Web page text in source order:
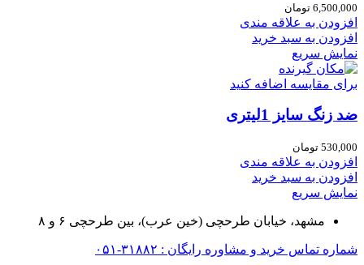
6,500,000 تومان
افزودن به علاقه مندی
افزودن به سبد خرید
نمایش سریع
برای مقایسه اضافه کنید
ضد زنگ سایز 1لیتری
530,000 تومان
افزودن به علاقه مندی
افزودن به سبد خرید
نمایش سریع
مشهد، خیابان طرحچی (خین عرب)، بین طرحچی ۶ و ۸
شماره تماس خرید و مشاوره رایگان : ۳۱۸۸۲-۰۵۱